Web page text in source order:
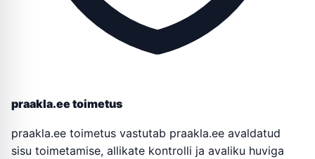
praakla.ee toimetus
praakla.ee toimetus vastutab praakla.ee avaldatud
sisu toimetamise, allikate kontrolli ja avaliku huviga